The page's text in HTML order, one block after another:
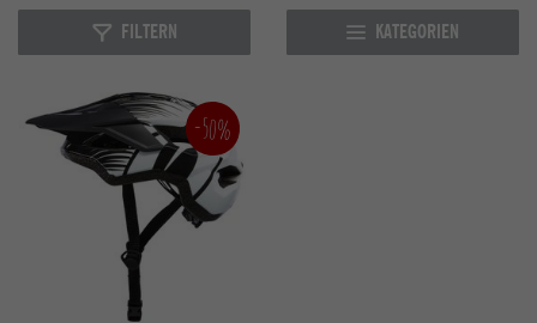
FILTERN KATEGORIEN
-50%